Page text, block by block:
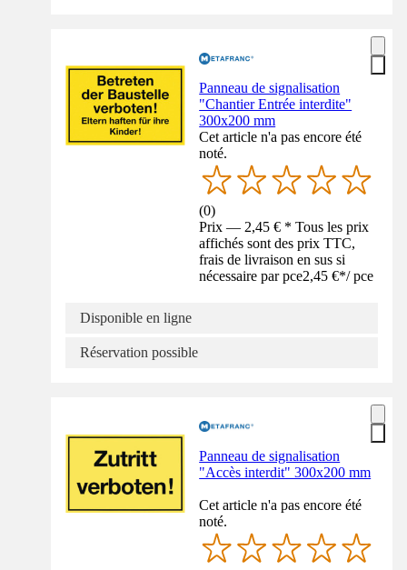
Panneau de signalisation
"Chantier Entrée interdite"
300x200 mm
Cet article n'a pas encore été
noté.
(0)
Prix — 2,45 € * Tous les prix
affichés sont des prix TTC,
frais de livraison en sus si
nécessaire par pce2,45 €*/ pce
Disponible en ligne
Réservation possible
Panneau de signalisation
"Accès interdit" 300x200 mm
Cet article n'a pas encore été
noté.